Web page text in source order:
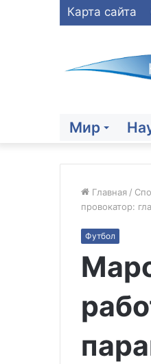
Карта сайта
Мир
Главная /
провокатор:
Футбол